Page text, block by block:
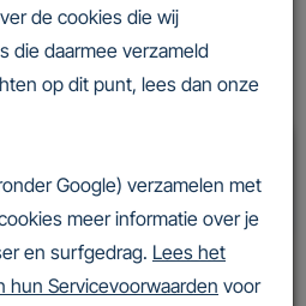
de cookies die wij
die daarmee verzameld
op dit punt, lees dan onze
Google) verzamelen met
meer informatie over je
en surfgedrag. Lees het
hun Servicevoorwaarden voor